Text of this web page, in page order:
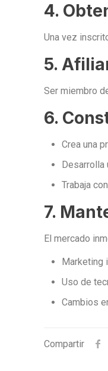
4.
Una vez
5.
Ser miembro
6.
Crea una
Desarrolla
Trabaja
7.
El mercado
Marketing
Uso de
Cambios
Compartir